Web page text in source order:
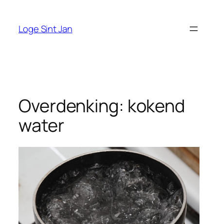
Loge Sint Jan
Overdenking: kokend
water